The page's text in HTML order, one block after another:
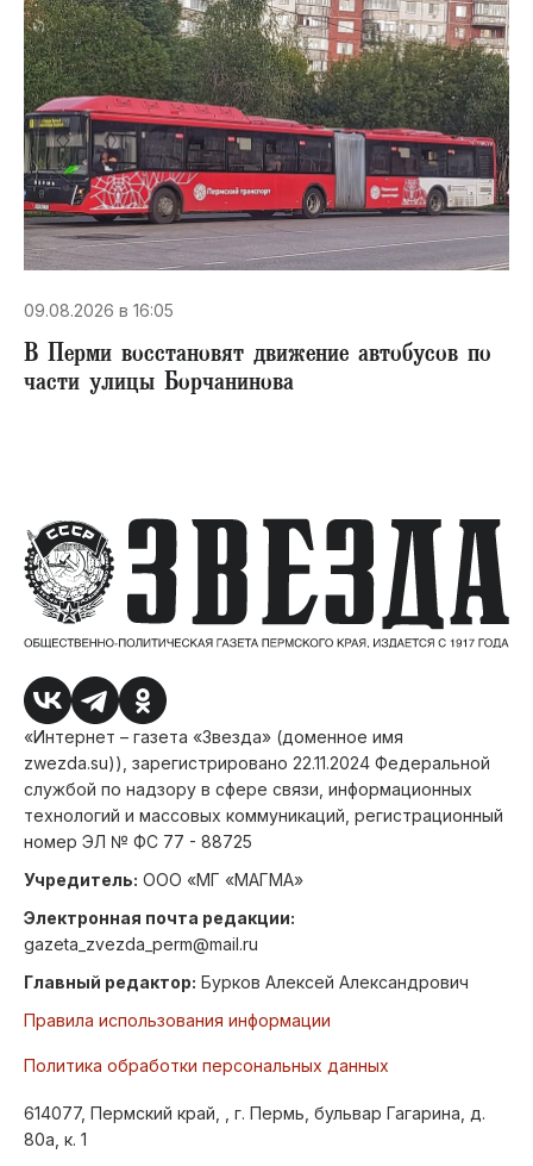
09.08.2026 в 16:05
В Перми восстановят движение автобусов по
части улицы Борчанинова
«Интернет – газета «Звезда» (доменное имя
zwezda.su)), зарегистрировано 22.11.2024 Федеральной
службой по надзору в сфере связи, информационных
технологий и массовых коммуникаций, регистрационный
номер ЭЛ № ФС 77 - 88725
Учредитель: ООО «МГ «МАГМА»
Электронная почта редакции:
gazeta_zvezda_perm@mail.ru
Главный редактор: Бурков Алексей Александрович
Правила использования информации
Политика обработки персональных данных
614077, Пермский край, , г. Пермь, бульвар Гагарина, д.
80а, к. 1